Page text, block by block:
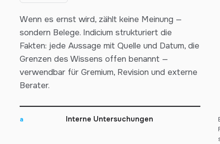
Wenn es ernst wird, zählt keine Meinung —
sondern Belege. Indicium strukturiert die
Fakten: jede Aussage mit Quelle und Datum, die
Grenzen des Wissens offen benannt —
verwendbar für Gremium, Revision und externe
Berater.
a Interne Untersuchungen